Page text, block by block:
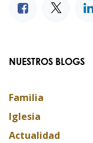
NUESTROS BLOGS
Familia
Iglesia
Actualidad